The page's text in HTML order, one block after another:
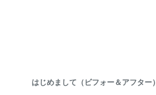
はじめまして（ビフォー＆アフター）